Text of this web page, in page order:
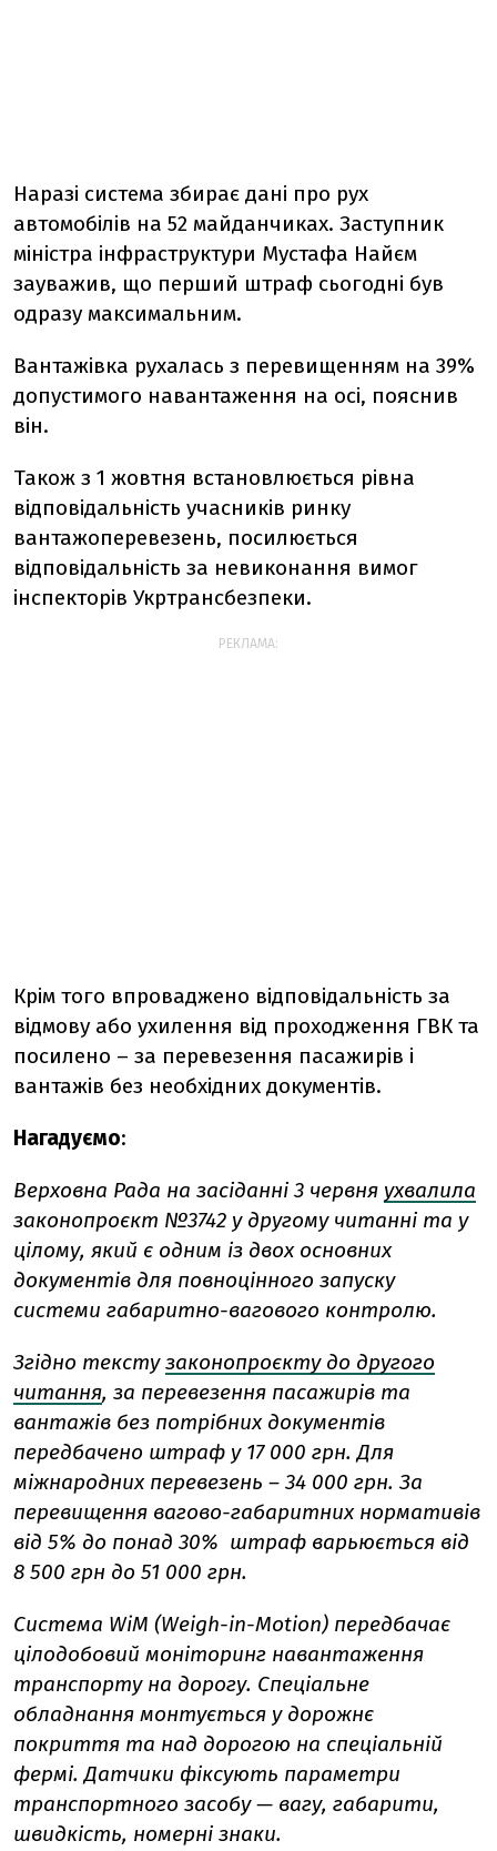
Наразі система збирає дані про рух
автомобілів на 52 майданчиках. Заступник
міністра інфраструктури Мустафа Найєм
зауважив, що перший штраф сьогодні був
одразу максимальним.
Вантажівка рухалась з перевищенням на 39%
допустимого навантаження на осі, пояснив
він.
Також з 1 жовтня встановлюється рівна
відповідальність учасників ринку
вантажоперевезень, посилюється
відповідальність за невиконання вимог
інспекторів Укртрансбезпеки.
РЕКЛАМА:
Крім того впроваджено відповідальність за
відмову або ухилення від проходження ГВК та
посилено – за перевезення пасажирів і
вантажів без необхідних документів.
Нагадуємо:
Верховна Рада на засіданні 3 червня ухвалила
законопроєкт №3742 у другому читанні та у
цілому, який є одним із двох основних
документів для повноцінного запуску
системи габаритно-вагового контролю.
Згідно текстузаконопроєкту до другого
читання, за перевезення пасажирів та
вантажів без потрібних документів
передбачено штраф у 17 000 грн. Для
міжнародних перевезень – 34 000 грн. За
перевищення вагово-габаритних нормативів
від 5% до понад 30% штраф варьюється від
8 500 грн до 51 000 грн.
Система WiM (Weigh-in-Motion) передбачає
цілодобовий моніторинг навантаження
транспорту на дорогу. Спеціальне
обладнання монтується у дорожнє
покриття та над дорогою на спеціальній
фермі. Датчики фіксують параметри
транспортного засобу — вагу, габарити,
швидкість, номерні знаки.